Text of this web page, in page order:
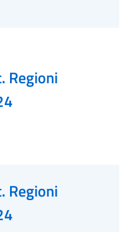
Regioni
Regioni